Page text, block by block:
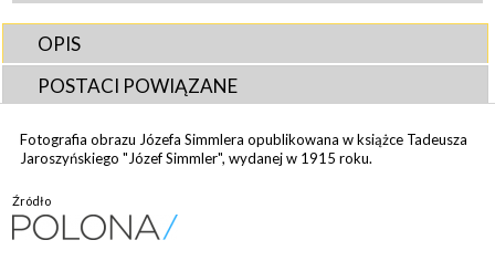
OPIS
POSTACI POWIĄZANE
Fotografia obrazu Józefa Simmlera opublikowana w książce Tadeusza
Jaroszyńskiego "Józef Simmler", wydanej w 1915 roku.
Źródło